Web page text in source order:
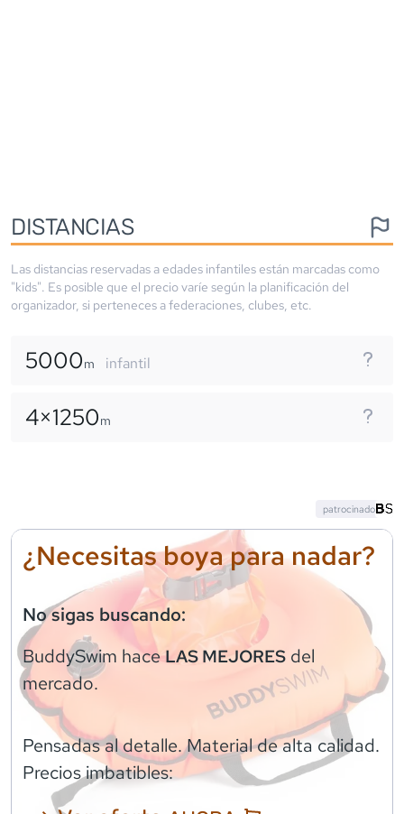
DISTANCIAS
Las distancias reservadas a edades infantiles están marcadas como
"kids". Es posible que el precio varíe según la planificación del
organizador, si perteneces a federaciones, clubes, etc.
5000m infantil
4×1250m
¿Necesitas boya para nadar?
No sigas buscando:
BuddySwim haceLAS MEJORES del
mercado.
Pensadas al detalle. Material de alta calidad.
Precios imbatibles:
patrocinado